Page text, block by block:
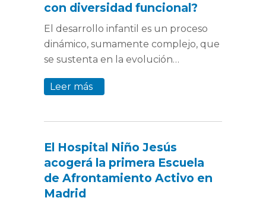
con diversidad funcional?
El desarrollo infantil es un proceso
dinámico, sumamente complejo, que
se sustenta en la evolución…
Leer más
El Hospital Niño Jesús
acogerá la primera Escuela
de Afrontamiento Activo en
Madrid